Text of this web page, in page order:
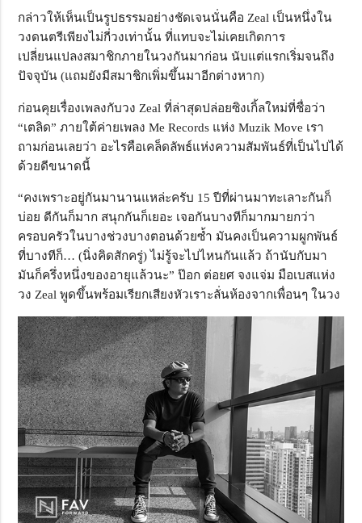
กล่าวให้เห็นเป็นรูปธรรมอย่างชัดเจนนั่นคือ Zeal เป็นหนึ่งใน
วงดนตรีเพียงไม่กี่วงเท่านั้น ที่แทบจะไม่เคยเกิดการ
เปลี่ยนแปลงสมาชิกภายในวงกันมาก่อน นับแต่แรกเริ่มจนถึง
ปัจจุบัน (แถมยังมีสมาชิกเพิ่มขึ้นมาอีกต่างหาก)
ก่อนคุยเรื่องเพลงกับวง Zeal ที่ล่าสุดปล่อยซิงเกิ้ลใหม่ที่ชื่อว่า
“เตลิด” ภายใต้ค่ายเพลง Me Records แห่ง Muzik Move เรา
ถามก่อนเลยว่า อะไรคือเคล็ดลัพธ์แห่งความสัมพันธ์ที่เป็นไปได้
ด้วยดีขนาดนี้
“คงเพราะอยู่กันมานานแหล่ะครับ 15 ปีที่ผ่านมาทะเลาะกันก็
บ่อย ดีกันก็มาก สนุกกันก็เยอะ เจอกันบางทีก็มากมายกว่า
ครอบครัวในบางช่วงบางตอนด้วยซ้ำ มันคงเป็นความผูกพันธ์
ที่บางทีก็… (นิ่งคิดสักครู่) ไม่รู้จะไปไหนกันแล้ว ถ้านับกับมา
มันก็ครึ่งหนึ่งของอายุแล้วนะ” ป๊อก ต่อยศ จงแจ่ม มือเบสแห่ง
วง Zeal พูดขึ้นพร้อมเรียกเสียงหัวเราะลั่นห้องจากเพื่อนๆ ในวง